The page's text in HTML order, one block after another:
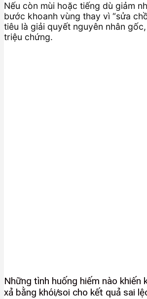
Nếu còn mùi hoặc tiếng dù giảm
bước khoanh vùng thay vì “sửa
tiêu là giải quyết nguyên nhân
triệu chứng.
Những tình huống hiếm nào khiến
xả bằng khói/soi cho kết quả sai